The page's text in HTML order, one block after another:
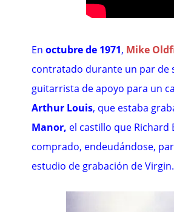
Enoctubre de 1971, Mike
contratado durante un par de
guitarrista de apoyo para un
Arthur Louis, que estaba
Manor, el castillo que Richard
comprado, endeudándose,
estudio de grabación de Virgin.